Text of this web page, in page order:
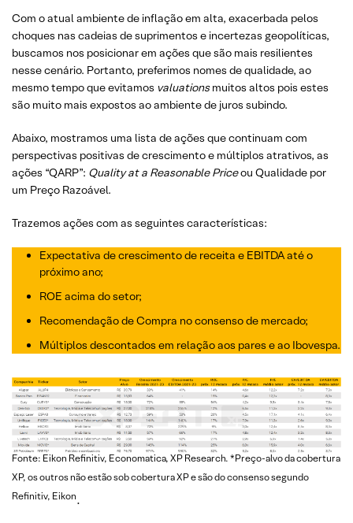
Com o atual ambiente de inflação em alta, exacerbada pelos
choques nas cadeias de suprimentos e incertezas geopolíticas,
buscamos nos posicionar em ações que são mais resilientes
nesse cenário. Portanto, preferimos nomes de qualidade, ao
mesmo tempo que evitamos valuationsmuitos altos pois estes
são muito mais expostos ao ambiente de juros subindo.
Abaixo, mostramos uma lista de ações que continuam com
perspectivas positivas de crescimento e múltiplos atrativos, as
ações “QARP”: Quality at a Reasonable Priceou Qualidade por
um Preço Razoável.
Trazemos ações com as seguintes características:
Expectativa de crescimento de receita e EBITDA até o
próximo ano;
ROE acima do setor;
Recomendação de Compra no consenso de mercado;
Múltiplos descontados em relação aos pares e ao Ibovespa.
Fonte: Eikon Refinitiv, Economatica, XP Research. *Preço-alvo da cobertura
XP, os outros não estão sob cobertura XP e são do consenso segundo
Refinitiv, Eikon.